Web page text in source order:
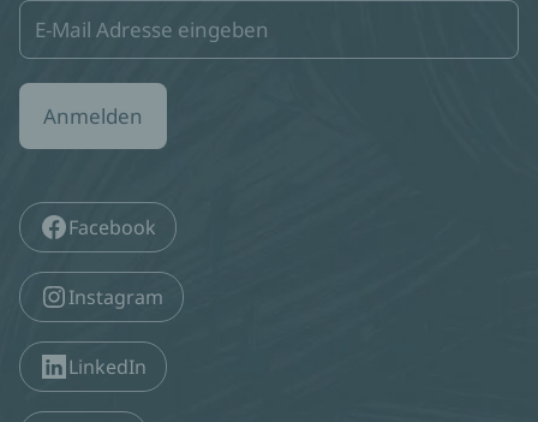
Anmelden
Facebook
Instagram
LinkedIn